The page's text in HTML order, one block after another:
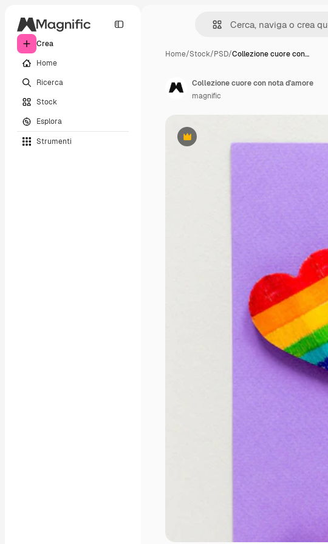
Crea
Home
Ricerca
Stock
Esplora
Strumenti
Home/Stock/PSD/Collezione cuore con…
Premium
Collezione cuore con nota d'amore
magnific